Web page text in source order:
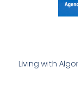
Living with